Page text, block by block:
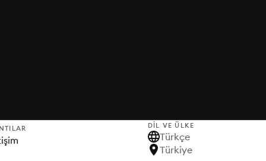
DIL VE ÜLKE
Türkçe
Türkiye